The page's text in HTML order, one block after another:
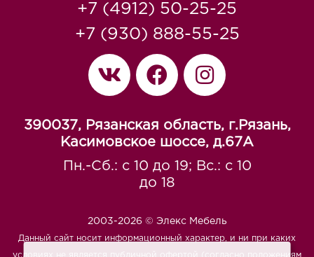
+7 (4912) 50-25-25
+7 (930) 888-55-25
390037, Рязанская область, г.Рязань,
Касимовское шоссе, д.67A
Пн.-Сб.: с 10 до 19; Вс.: с 10
до 18
2003-2026 © Элекс Мебель
Данный сайт носит информационный характер, и ни при каких
условиях не является публичной офертой (согласно положениям